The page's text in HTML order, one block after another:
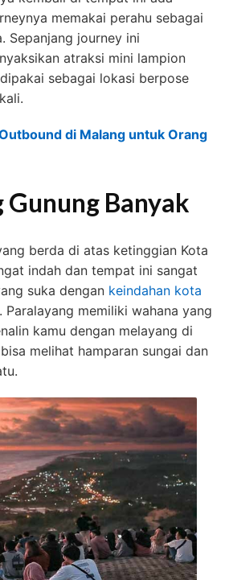
memakai perahu sebagai
Sepanjang journey ini
atraksi mini lampion
sebagai lokasi berpose
di Malang untuk Orang
Gunung Banyak
berda di atas ketinggian Kota
indah dan tempat ini sangat
suka dengan keindahan kota
. Paralayang memiliki wahana yang
kamu dengan melayang di
melihat hamparan sungai dan